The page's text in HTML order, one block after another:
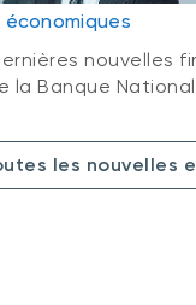
nouvelles
la Banque
les nouvelles